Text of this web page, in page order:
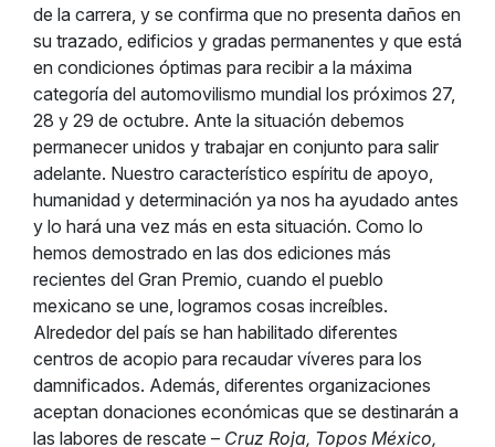
de la carrera, y se confirma que no presenta daños en
su trazado, edificios y gradas permanentes y que está
en condiciones óptimas para recibir a la máxima
categoría del automovilismo mundial los próximos 27,
28 y 29 de octubre. Ante la situación debemos
permanecer unidos y trabajar en conjunto para salir
adelante. Nuestro característico espíritu de apoyo,
humanidad y determinación ya nos ha ayudado antes
y lo hará una vez más en esta situación. Como lo
hemos demostrado en las dos ediciones más
recientes del Gran Premio, cuando el pueblo
mexicano se une, logramos cosas increíbles.
Alrededor del país se han habilitado diferentes
centros de acopio para recaudar víveres para los
damnificados. Además, diferentes organizaciones
aceptan donaciones económicas que se destinarán a
las labores de rescate – Cruz Roja, Topos México,